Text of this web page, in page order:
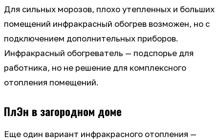
Для сильных морозов, плохо утепленных и больших
помещений инфракрасный обогрев возможен, но с
подключением дополнительных приборов.
Инфракрасный обогреватель — подспорье для
работника, но не решение для комплексного
отопления помещений.
ПлЭн в загородном доме
Еще один вариант инфракрасного отопления —